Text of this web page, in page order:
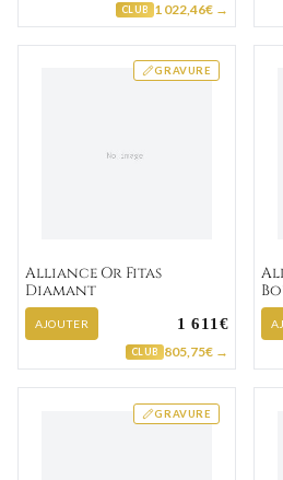
CLUB 1 022,46€ →
GRAVURE
Alliance Or Fitas
Diamant
AJOUTER 1 611€
CLUB 805,75€ →
GRAVURE